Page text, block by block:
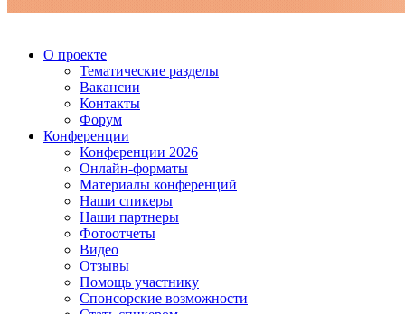
О проекте
Тематические разделы
Вакансии
Контакты
Форум
Конференции
Конференции 2026
Онлайн-форматы
Материалы конференций
Наши спикеры
Наши партнеры
Фотоотчеты
Видео
Отзывы
Помощь участнику
Спонсорские возможности